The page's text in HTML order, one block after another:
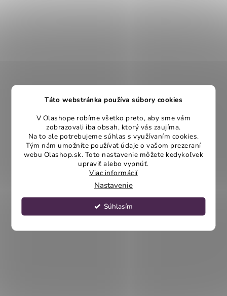
Táto webstránka používa súbory cookies
V Olashope robíme všetko preto, aby sme vám
zobrazovali iba obsah, ktorý vás zaujíma.
Na to ale potrebujeme súhlas s využívaním cookies.
Tým nám umožníte používať údaje o vašom prezeraní
webu Olashop.sk. Toto nastavenie môžete kedykoľvek
upraviť alebo vypnúť.
Viac informácií
Nastavenie
Súhlasím